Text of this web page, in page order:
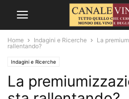
Home Indagini e Ricerche
La
rallentando?
Indagini e Ricerche
La